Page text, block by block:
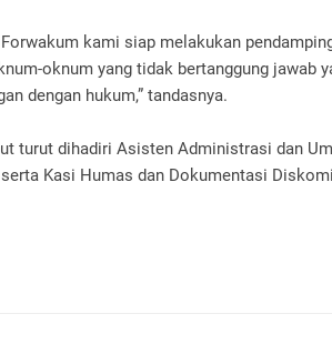
kami siap melakukan
oknum yang tidak bertanggung jawab
dengan hukum,” tandasnya.
turut dihadiri Asisten Administrasi dan
Kasi Humas dan Dokumentasi